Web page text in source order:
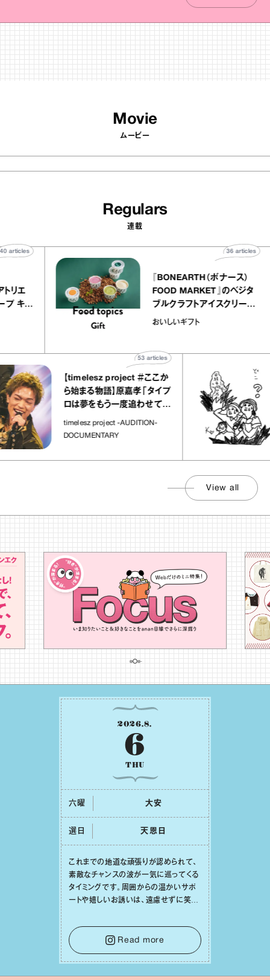
Movie
ムービー
Regulars
連載
ー アトリエ
クレープ キャ
40 articles
『BONEARTH（ボナース
FOOD MARKET』のベ
ブルクラフトアイスクリ
｜真野知子の「おいしい
おいしいギフト
36
【timelesz project ＃ここか
ら始まる物語】原嘉孝「タイプ
ロは夢をもう一度追わせてく
れた場所」
timelesz project -AUDITION-
DOCUMENTARY
articles
View all
2026.8.
6
THU
六曜 ⼤安
選日 天恩⽇
これまでの地道な頑張りが認められて、
素敵なチャンスの波が⼀気に巡ってくる
タイミングです。周囲からの温かいサポ
ートや嬉しいお誘いは、遠慮せずに笑顔
せになっていくイメージを持って⼀歩を
踏み出して。⼀⼈⼀⼈の良いところが混
ざり合い、ハッピーな未来が形作られて
いきます。
Read more